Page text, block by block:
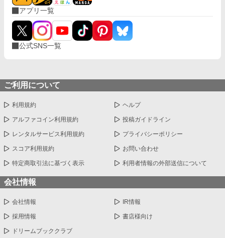
アプリ一覧
公式SNS一覧
ご利用について
利用規約 ヘルプ
アルファコイン利用規約 投稿ガイドライン
レンタルサービス利用規約 プライバシーポリシー
スコア利用規約 お問い合わせ
特定商取引法に基づく表示 利用者情報の外部送信について
会社情報
会社情報 IR情報
採用情報 書店様向け
ドリームブッククラブ